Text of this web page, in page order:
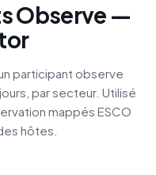
Observe —
participant observe
par secteur. Utilisé
mappés ESCO
hôtes.